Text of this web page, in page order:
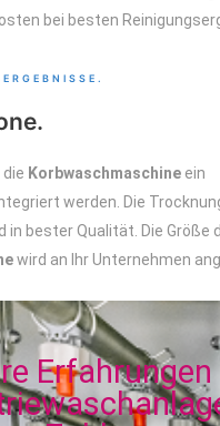
bei besten
Korbwaschmaschine ein
werden. Die
in bester Qualität. Die Größe
wird an Ihr Unternehmen